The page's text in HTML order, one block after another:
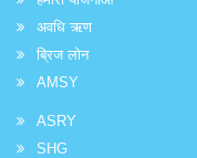
अवधि ऋण
ब्रिज लोन
AMSY
ASRY
SHG